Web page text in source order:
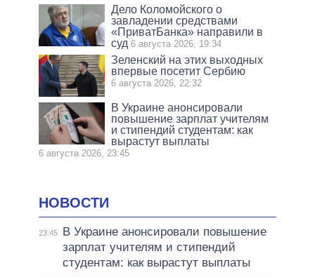
Дело Коломойского о
завладении средствами
«ПриватБанка» направили в
суд 6 августа 2026, 19:34
Зеленский на этих выходных
впервые посетит Сербию
6 августа 2026, 22:32
В Украине анонсировали
повышение зарплат учителям
и стипендий студентам: как
вырастут выплаты
6 августа 2026, 23:45
НОВОСТИ
23:45
В Украине анонсировали повышение
зарплат учителям и стипендий
студентам: как вырастут выплаты